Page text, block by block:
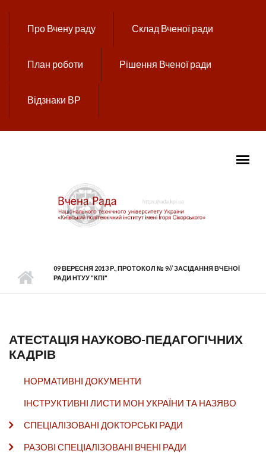
Про Вчену раду Склад Вченої ради
План роботи Рішення Вченої ради
Відзнаки ВР
09 ВЕРЕСНЯ 2013 Р., ПРОТОКОЛ № 9// ЗАСІДАННЯ ВЧЕНОЇ
РАДИ НТУУ "КПІ"
АТЕСТАЦІЯ НАУКОВО-ПЕДАГОГІЧНИХ
КАДРІВ
НОРМАТИВНІ ДОКУМЕНТИ
ІНСТРУКТИВНІ ЛИСТИ МОН УКРАЇНИ ТА НАЗЯВО
СПЕЦІАЛІЗОВАНІ ДОКТОРСЬКІ РАДИ
РАЗОВІ СПЕЦІАЛІЗОВАНІ ВЧЕНІ РАДИ